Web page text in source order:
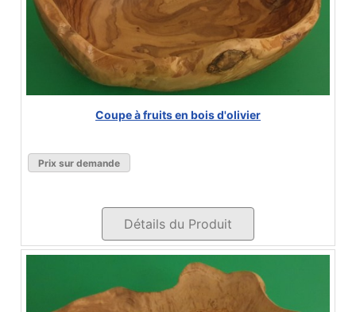
Coupe à fruits en bois d'olivier
Prix sur demande
Détails du Produit